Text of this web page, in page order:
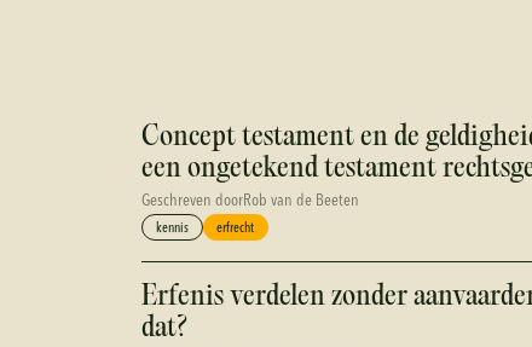
Concept testament en de
een ongetekend testament
Geschreven doorRob van de Beeten
kennis erfrecht
Erfenis verdelen zonder
dat?